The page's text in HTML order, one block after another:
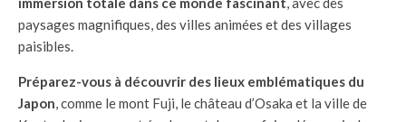
paysages magnifiques, des villes animées et des villages
paisibles.
Préparez-vous à découvrir des lieux emblématiques du
Japon, comme le mont Fuji, le château d’Osaka et la ville de